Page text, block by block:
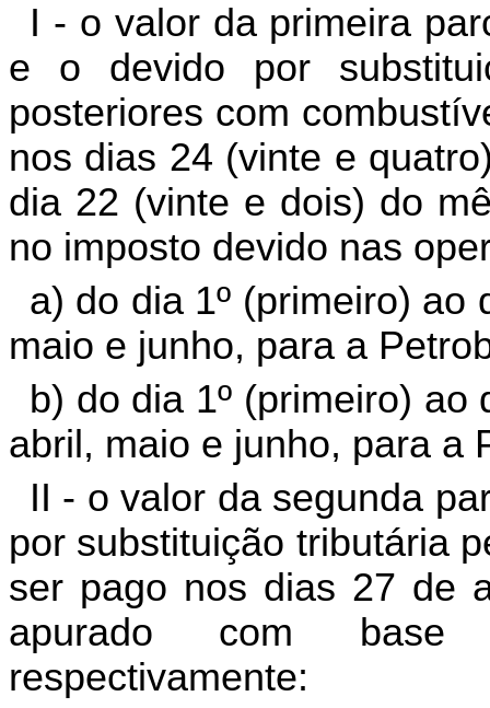
I - o valor da primeira
e o devido por
posteriores com
nos dias 24 (vinte e
dia 22 (vinte e dois) do
no imposto devido nas
a) do dia 1º (primeiro)
maio e junho, para a
b) do dia 1º (primeiro)
abril, maio e junho, para a
II - o valor da segunda
por substituição tributária
ser pago nos dias 27 de
apurado com base
respectivamente: